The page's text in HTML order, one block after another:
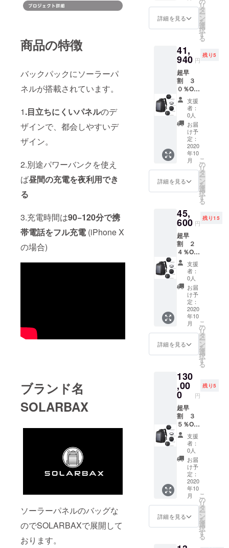
商品の特徴
バックパックにソーラーパ
ネルが搭載されています。
1.目立ちにくいパネルのデ
ザインで、都会しやすいデ
ザイン。
2.別途パワーバンクを使え
ば昼間の充電を夜利用でき
る
3.充電時間は90−120分で携
帯電話をフル充電 (iPhone X
の場合)
ブランド名
SOLARBAX
ソーラーパネルのバッグな
のでSOLARBAXで展開して
おります。
詳細を見る
リ
タ
ー
ン
を
選
択
す
る
41,
940 円
残り5
超早
割 ３
０％OF
F
SOLAR
BAX ３
個
（限定
数
５）
支援
者：
0人
お届
け予
定：
2020
年10
月
詳細を見る
こ
の
リ
タ
ー
ン
を
選
択
す
る
45,
600 円
残り15
超早
割 ２
４％OF
F
SOLAR
BAX ３
個
（限定
数１
５）
支援
者：
0人
お届
け予
定：
2020
年10
月
詳細を見る
こ
の
リ
タ
ー
ン
を
選
択
す
る
130
,00
0 円
残り5
超早
割 ３
５％OF
F
SOLAR
BAX １
０個
（限定
数
５）
支援
者：
0人
お届
け予
定：
2020
年10
月
詳細を見る
こ
の
リ
タ
ー
ン
を
選
択
す
る